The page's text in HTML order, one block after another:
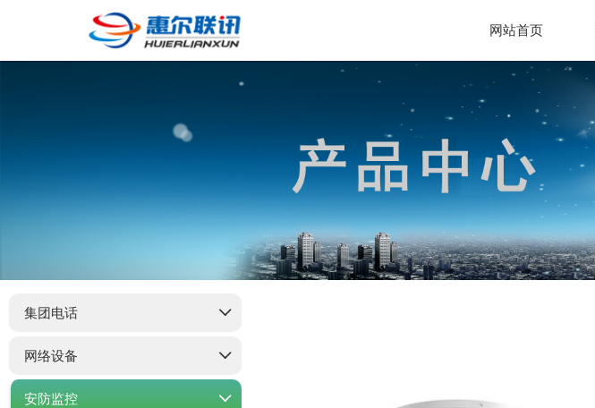
网站首页
集团电话
网络设备
安防监控